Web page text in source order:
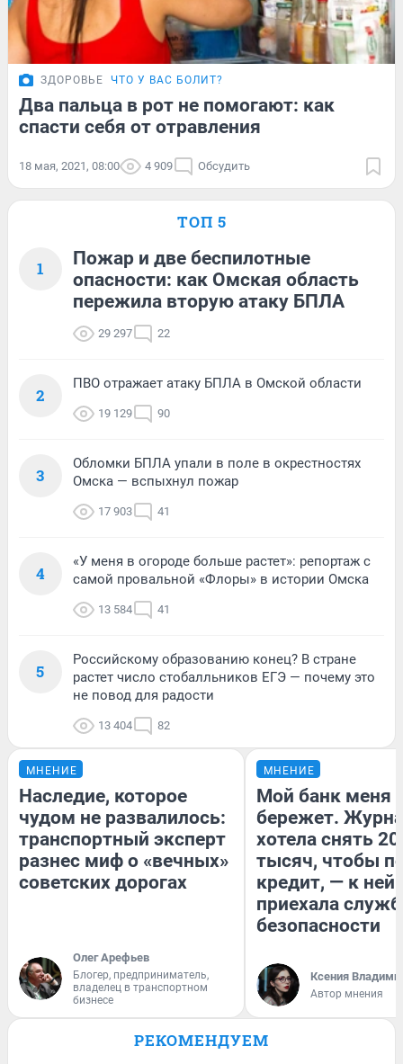
ЗДОРОВЬЕ ЧТО У ВАС БОЛИТ?
Два пальца в рот не помогают: как
спасти себя от отравления
18 мая, 2021, 08:00 4 909 Обсудить
ТОП 5
1
Пожар и две беспилотные
опасности: как Омская область
пережила вторую атаку БПЛА
29 297 22
2
ПВО отражает атаку БПЛА в Омской области
19 129 90
3
Обломки БПЛА упали в поле в окрестностях
Омска — вспыхнул пожар
17 903 41
4
«У меня в огороде больше растет»: репортаж с
самой провальной «Флоры» в истории Омска
13 584 41
5
Российскому образованию конец? В стране
растет число стобалльников ЕГЭ — почему это
не повод для радости
13 404 82
МНЕНИЕ
Наследие, которое
чудом не развалилось:
транспортный эксперт
разнес миф о «вечных»
советских дорогах
Олег Арефьев
Блогер, предприниматель,
владелец в транспортном
бизнесе
МНЕНИЕ
Мой банк меня
бережет.
хотела снять
тысяч, чтобы
кредит, — к
приехала
безопасности
Ксения
Автор мнения
РЕКОМЕНДУЕМ